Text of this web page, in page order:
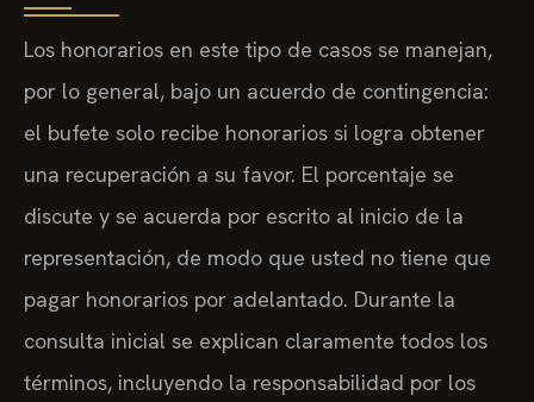
Los honorarios en este tipo de casos se manejan,
por lo general, bajo un acuerdo de contingencia:
el bufete solo recibe honorarios si logra obtener
una recuperación a su favor. El porcentaje se
discute y se acuerda por escrito al inicio de la
representación, de modo que usted no tiene que
pagar honorarios por adelantado. Durante la
consulta inicial se explican claramente todos los
términos, incluyendo la responsabilidad por los